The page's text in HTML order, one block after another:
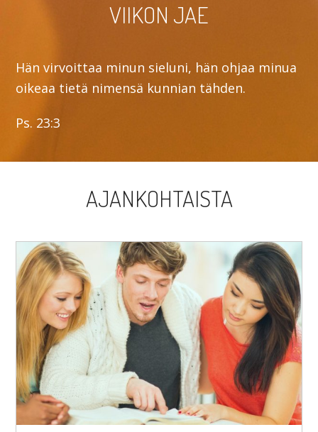
VIIKON JAE
Hän virvoittaa minun sieluni, hän ohjaa minua
oikeaa tietä nimensä kunnian tähden.
Ps. 23:3
AJANKOHTAISTA